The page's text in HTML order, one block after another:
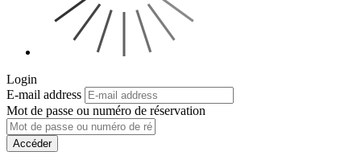
Login
E-mail address
Mot de passe ou numéro de réservation
Accéder